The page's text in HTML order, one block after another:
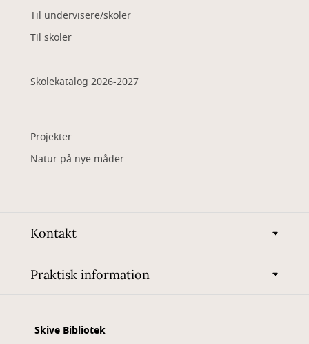
Til undervisere/skoler
Til skoler
Skolekatalog 2026-2027
Projekter
Natur på nye måder
Kontakt
Praktisk information
Skive Bibliotek